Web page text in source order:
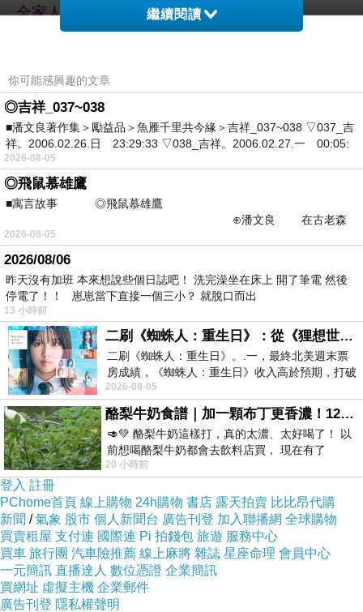
全家人的胃喔!
http://www.momoshop.com.tw/goods/GoodsDetail.jsp?
i_code=3038257&memid=6000002147&cid=apuad&oid=1&os
m=league
小資省錢方法: 趕快登入momo購物網
看看折價卷,常常有300元/333元/350
元/500元折價卷唷!
折價卷!小資族可以省點錢就超開心
的.....
看看介紹喔
品號：3038257
繼續閱讀
你可能感興趣的文章
◎吉祥_037~038
■潘文良著作集＞勵益品＞魚雁千里共今緣＞吉祥_037~038 ▽037_吉
祥。2006.02.26.日 23:29:33 ▽038_吉祥。2006.02.27.一 00:05:
2026-08-05
◎飛鼠慕雄鷹
■寓言故事 ◎飛鼠慕雄鷹
⊕潘文良 在古老森
林的底層，住著一隻小飛鼠
2026-08-05
2026/08/06
昨天沒有加班 本來想說些個日誌吧！ 洗完澡坐在床上 開了筆電 然後
停電了！！ 崽崽當下直接一個三小？ 就脫口而出
13 小時前
二刷《蜘蛛人：重生日》：從《狸想世界》到《怪奇物語》
二刷《蜘蛛人：重生日》。.一，最終北美週末票
房成績，《蜘蛛人：重生日》收入高於預期，打破
《復仇者聯盟：終局之戰》記錄，成為
2026-08-05
酪梨牛奶食譜｜加一顆布丁更香濃！120秒完成飲料店級酪梨奶昔｜imami 旗艦豆漿機
🥑💚 酪梨牛奶這樣打，真的太濃、太好喝了！ 以
前想喝酪梨牛奶都會去飲料店買， 現在有了
imami 健康煮藝｜旗艦破壁智慧養生豆漿機，
20 小時前
登入 註冊
PChome首頁 線上購物 24h購物 書店 露天拍賣 比比昂代購
新聞 /氣象 股市 個人新聞台 廣告刊登 加入聯播網 全球購物
買賣租屋 支付連 國際連 Pi 拍錢包 旅遊 服務中心
買車 旅行團 汽車險推薦 線上麻將 雜誌 星座命理 會員中心
一元簡訊 直播達人 數位憑證 企業簡訊
買網址 虛擬主機 企業郵件
廣告刊登 隱私權聲明